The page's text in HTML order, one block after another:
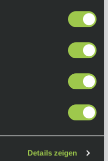
Details zeigen
S-Kit Sram GX Eagle